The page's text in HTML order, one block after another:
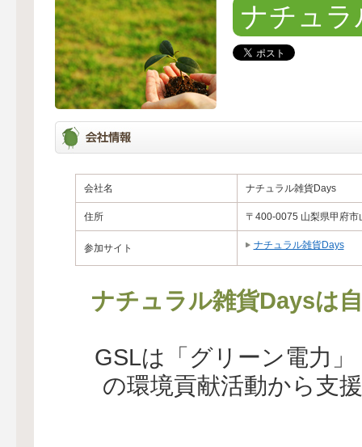
ナチュラ
会社名 ナチュラル雑貨Days
住所 〒400-0075 山梨県甲府市
参加サイト ナチュラル雑貨Days
ナチュラル雑貨Daysは
GSLは「グリーン電力
の環境貢献活動から支